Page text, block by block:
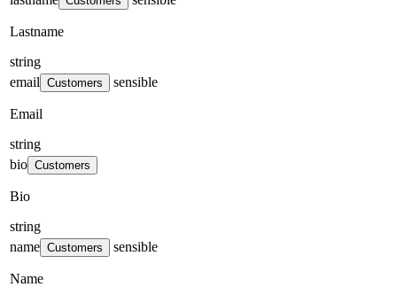
Lastname
string
email Customers sensible
Email
string
bio Customers
Bio
string
name Customers sensible
Name